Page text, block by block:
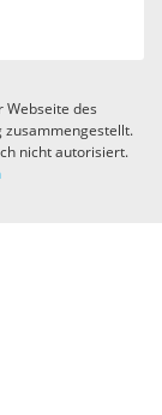
des
zusammengestellt.
nicht autorisiert.